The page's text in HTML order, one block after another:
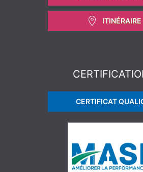
ITINÉRAIRE
CERTIFICAT